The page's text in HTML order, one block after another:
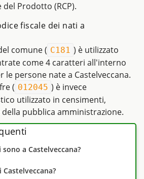
Prodotto (RCP).
fiscale dei nati a
comune ( C181 ) è utilizzato
come 4 caratteri all'interno
le persone nate a Castelveccana.
( 012045 ) è invece
utilizzato in censimenti,
pubblica amministrazione.
a Castelveccana?